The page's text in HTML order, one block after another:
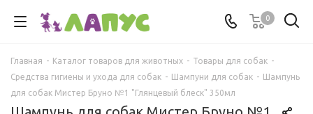
0
Главная - Каталог товаров для животных - Товары для собак -
Средства гигиены и ухода для собак - Шампуни для собак - Шампунь
для собак Мистер Бруно №1 "Глянцевый блеск" 350мл